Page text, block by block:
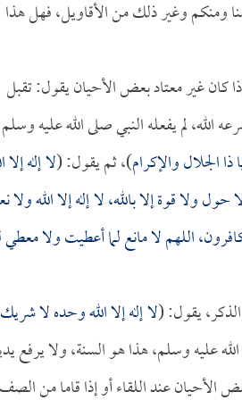
ومنكم وغير ذلك من الأقاويل، فهل هذا
كان غير معتاد بعض الأحيان يقول: تقبل
الله، لم يفعله النبي صلى الله عليه
الجلال والإكرام)، ثم يقول: (لا إله إلا
حول ولا قوة إلا بالله، لا إله إلا الله ولا
اللهم لا مانع لما أعطيت ولا معطي
يقول: (لا إله إلا الله وحده لا شريك
عليه وسلم، هذا هو السنة، ولا يرفع
الأحيان عند اللقاء أو إذا قاما من